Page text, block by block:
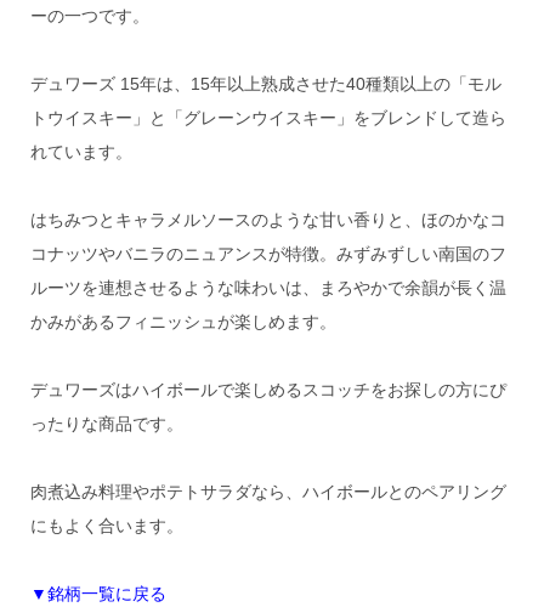
ーの一つです。
デュワーズ 15年は、15年以上熟成させた40種類以上の「モル
トウイスキー」と「グレーンウイスキー」をブレンドして造ら
れています。
はちみつとキャラメルソースのような甘い香りと、ほのかなコ
コナッツやバニラのニュアンスが特徴。みずみずしい南国のフ
ルーツを連想させるような味わいは、まろやかで余韻が長く温
かみがあるフィニッシュが楽しめます。
デュワーズはハイボールで楽しめるスコッチをお探しの方にぴ
ったりな商品です。
肉煮込み料理やポテトサラダなら、ハイボールとのペアリング
にもよく合います。
▼銘柄一覧に戻る